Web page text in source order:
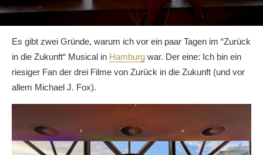
Es gibt zwei Gründe, warum ich vor ein paar Tagen im “Zurück
in die Zukunft“ Musical in Hamburg war. Der eine: Ich bin ein
riesiger Fan der drei Filme von Zurück in die Zukunft (und vor
allem Michael J. Fox).